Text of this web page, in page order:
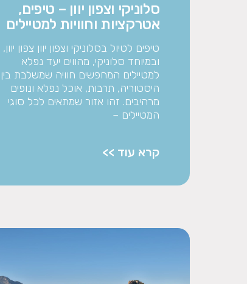
סלוניקי וצפון יוון – טיפים,
אטרקציות וחוויות למטיילים
טיפים לטיול בסלוניקי וצפון יוון צפון יוון,
ובמיוחד סלוניקי, מהווים יעד נפלא
למטיילים המחפשים חוויה שמשלבת בין
היסטוריה, תרבות, אוכל נפלא ונופים
מרהיבים. זהו אזור שמתאים לכל סוגי
המטיילים –
קרא עוד >>